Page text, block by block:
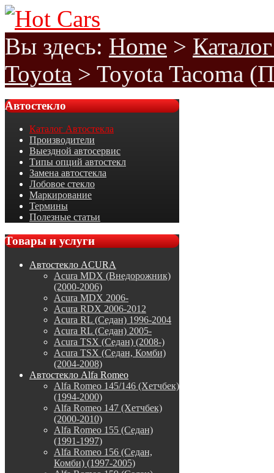
Вы здесь: Home >
Toyota > Toyota Tacoma
Автостекло
Каталог Автостекла
Производители
Выездной автосервис
Типы опций автостекл
Замена автостекла
Лобовое стекло
Маркирование
Термины
Полезные статьи
Товарыи услуги
Автостекло ACURA
Acura MDX (Внедорожник)
(2000-2006)
Acura MDX 2006-
Acura RDX 2006-2012
Acura RL (Седан) 1996-2004
Acura RL (Седан) 2005-
Acura TSX (Седан) (2008-)
Acura TSX (Седан, Комби)
(2004-2008)
Автостекло Alfa Romeo
Alfa Romeo 145/146 (Хетчбек)
(1994-2000)
Alfa Romeo 147 (Хетчбек)
(2000-2010)
Alfa Romeo 155 (Седан)
(1991-1997)
Alfa Romeo 156 (Седан,
Комби) (1997-2005)